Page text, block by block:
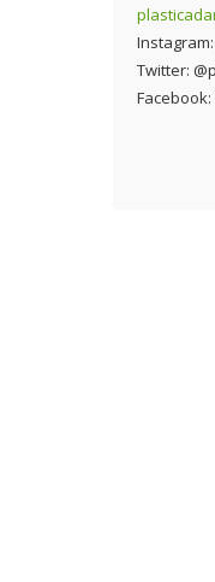
Twitter: